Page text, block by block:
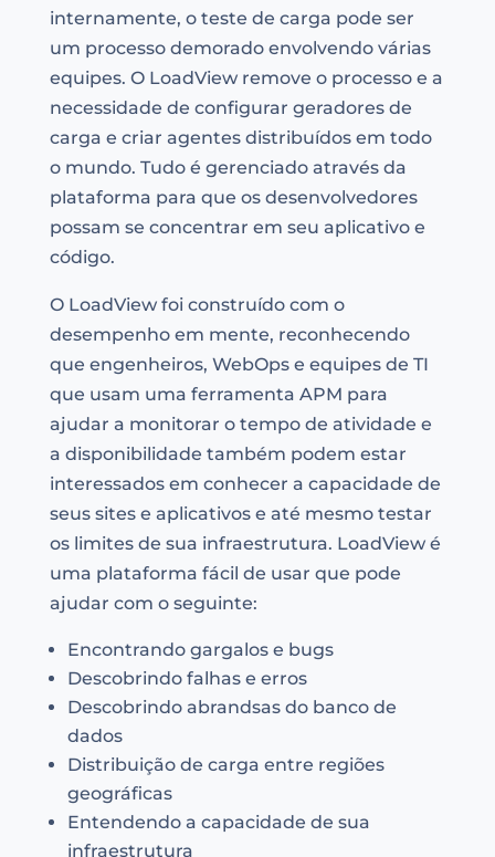
internamente, o teste de carga pode ser
um processo demorado envolvendo várias
equipes. O LoadView remove o processo e a
necessidade de configurar geradores de
carga e criar agentes distribuídos em todo
o mundo. Tudo é gerenciado através da
plataforma para que os desenvolvedores
possam se concentrar em seu aplicativo e
código.
O LoadView foi construído com o
desempenho em mente, reconhecendo
que engenheiros, WebOps e equipes de TI
que usam uma ferramenta APM para
ajudar a monitorar o tempo de atividade e
a disponibilidade também podem estar
interessados em conhecer a capacidade de
seus sites e aplicativos e até mesmo testar
os limites de sua infraestrutura. LoadView é
uma plataforma fácil de usar que pode
ajudar com o seguinte:
Encontrando gargalos e bugs
Descobrindo falhas e erros
Descobrindo abrandsas do banco de
dados
Distribuição de carga entre regiões
geográficas
Entendendo a capacidade de sua
infraestrutura